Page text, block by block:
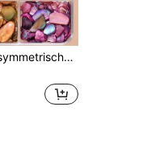
1 doos/6-raster asymmetrische veelkleurige nail art met gebroken schelpdecoraties voor doe-het-zelf manicure, nagelbenodigdheden, nagels, nagelbedels, nageljuwelen